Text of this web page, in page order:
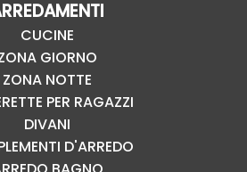
CUCINE
GIORNO
ZONA NOTTE
PER RAGAZZI
DIVANI
D'ARREDO